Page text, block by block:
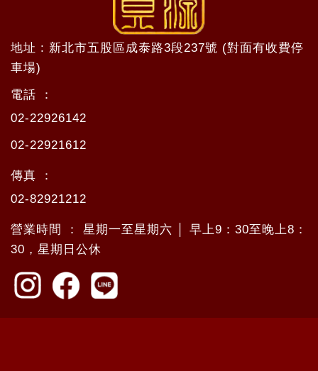
地址 : 新北市五股區成泰路3段237號 (對面有收費停
車場)
電話 ：
02-22926142
02-22921612
傳真 ：
02-82921212
營業時間 ： 星期一至星期六 │ 早上9：30至晚上8：
30，星期日公休